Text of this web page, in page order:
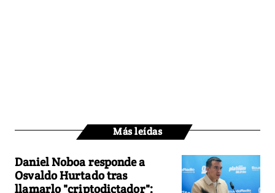
Más leídas
Daniel Noboa responde a
Osvaldo Hurtado tras
llamarlo "criptodictador":